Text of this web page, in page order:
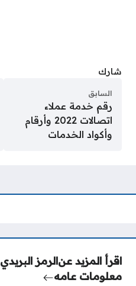
شارك
السابق
رقم خدمة عملاء
اتصالات 2022 وأرقام
وأكواد الخدمات
اقرأ المزيد عنالرمز البريدي
معلومات عامه